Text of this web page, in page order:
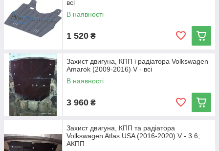
всі
В наявності
1 520 ₴
Захист двигуна, КПП і радіатора Volkswagen
Amarok (2009-2016) V - всі
В наявності
3 960 ₴
Захист двигуна, КПП та радіатора
Volkswagen Atlas USA (2016-2020) V - 3.6;
АКПП